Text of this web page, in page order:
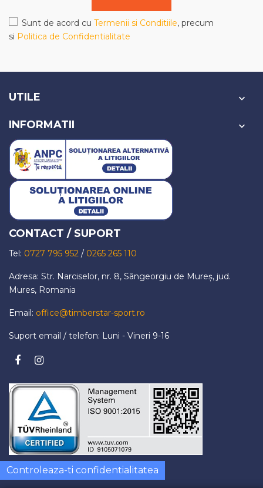
Sunt de acord cu Termenii si Conditiile, precum
si Politica de Confidentialitate
UTILE 
INFORMATII 
CONTACT / SUPORT
Tel: 0727 795 952 / 0265 265 110
Adresa: Str. Narciselor, nr. 8, Sângeorgiu de Mureș, jud.
Mures, Romania
Email: office@timberstar-sport.ro
Suport email / telefon: Luni - Vineri 9-16
Controleaza-ti confidentialitatea